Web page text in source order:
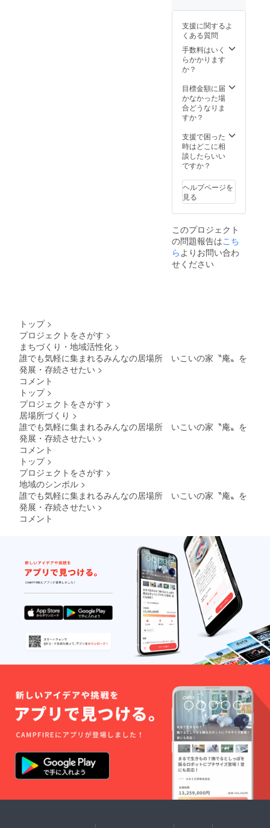
ださい
メール
にて画
像デー
タの受
け取り
を行い
数
10
文字以
数が多
い場
合、小
さく調
ていた
だきま
す） ・
掲載サ
小
（フォ
ントサ
イズ：
9 ※文
お
載を希
望され
支援に関するよ
くある質問
手数料はいく
らかかります
か？
目標金額に届
かなかった場
合どうなりま
すか？
支援で困った
時はどこに相
談したらいい
ですか？
ヘルプページを
見る
このプロジェクト
の問題報告はこち
ら よりお問い合わ
せください
トップ >
プロジェクトをさがす >
まちづくり・地域活性化 >
誰でも気軽に集まれるみんなの居場所 いこいの家〝庵〟を
発展・存続させたい >
コメント
トップ >
プロジェクトをさがす >
居場所づくり >
誰でも気軽に集まれるみんなの居場所 いこいの家〝庵〟を
発展・存続させたい >
コメント
トップ >
プロジェクトをさがす >
地域のシンボル >
誰でも気軽に集まれるみんなの居場所 いこいの家〝庵〟を
発展・存続させたい >
コメント